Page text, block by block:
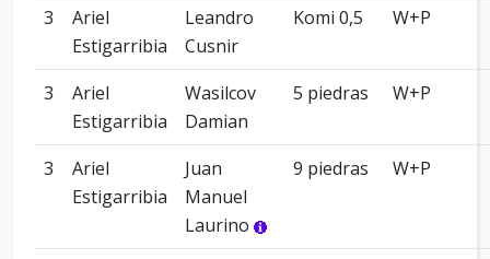
3
Ariel
Estigarribia
Leandro
Cusnir
Komi 0,5 W+P
3
Ariel
Estigarribia
Wasilcov
Damian
5 piedras W+P
3
Ariel
Estigarribia
Juan
Manuel
Laurino
9 piedras W+P